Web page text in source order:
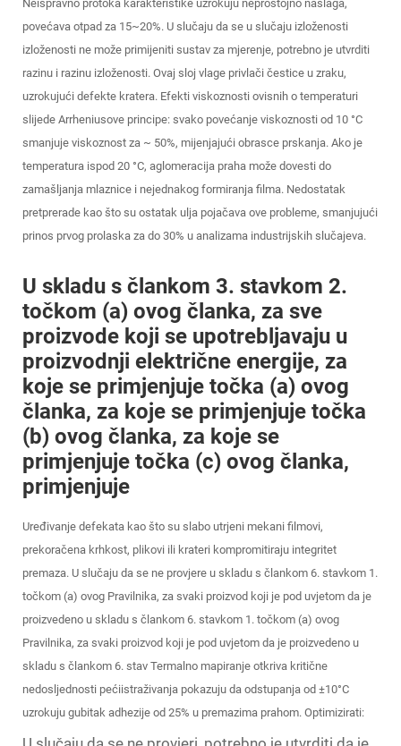
Neispravno protoka karakteristike uzrokuju neprostojno naslaga,
povećava otpad za 15~20%. U slučaju da se u slučaju izloženosti
izloženosti ne može primijeniti sustav za mjerenje, potrebno je utvrditi
razinu i razinu izloženosti. Ovaj sloj vlage privlači čestice u zraku,
uzrokujući defekte kratera. Efekti viskoznosti ovisnih o temperaturi
slijede Arrheniusove principe: svako povećanje viskoznosti od 10 °C
smanjuje viskoznost za ~ 50%, mijenjajući obrasce prskanja. Ako je
temperatura ispod 20 °C, aglomeracija praha može dovesti do
zamašljanja mlaznice i nejednakog formiranja filma. Nedostatak
pretprerade kao što su ostatak ulja pojačava ove probleme, smanjujući
prinos prvog prolaska za do 30% u analizama industrijskih slučajeva.
U skladu s člankom 3. stavkom 2.
točkom (a) ovog članka, za sve
proizvode koji se upotrebljavaju u
proizvodnji električne energije, za
koje se primjenjuje točka (a) ovog
članka, za koje se primjenjuje točka
(b) ovog članka, za koje se
primjenjuje točka (c) ovog članka,
primjenjuje
Uređivanje defekata kao što su slabo utrjeni mekani filmovi,
prekoračena krhkost, plikovi ili krateri kompromitiraju integritet
premaza. U slučaju da se ne provjere u skladu s člankom 6. stavkom 1.
točkom (a) ovog Pravilnika, za svaki proizvod koji je pod uvjetom da je
proizvedeno u skladu s člankom 6. stavkom 1. točkom (a) ovog
Pravilnika, za svaki proizvod koji je pod uvjetom da je proizvedeno u
skladu s člankom 6. stav Termalno mapiranje otkriva kritične
nedosljednosti pećiistraživanja pokazuju da odstupanja od ±10°C
uzrokuju gubitak adhezije od 25% u premazima prahom. Optimizirati: